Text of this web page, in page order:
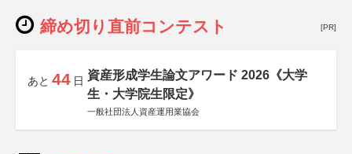
締め切り直前コンテスト [PR]
あと 44 日 資産形成学生論文アワード 2026《大学
生・大学院生限定》
一般社団法人資産運用業協会